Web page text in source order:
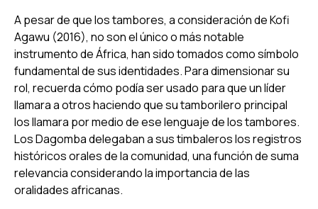
A pesar de que los tambores, a consideración de Kofi
Agawu (2016), no son el único o más notable
instrumento de África, han sido tomados como símbolo
fundamental de sus identidades. Para dimensionar su
rol, recuerda cómo podía ser usado para que un líder
llamara a otros haciendo que su tamborilero principal
los llamara por medio de ese lenguaje de los tambores.
Los Dagomba delegaban a sus timbaleros los registros
históricos orales de la comunidad, una función de suma
relevancia considerando la importancia de las
oralidades africanas.